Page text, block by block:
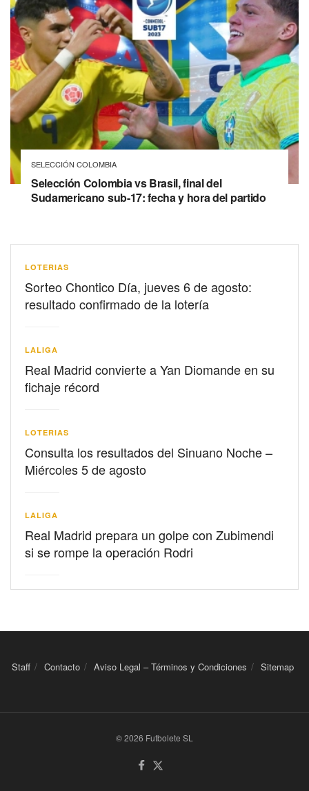
SELECCIÓN COLOMBIA
Selección Colombia vs Brasil, final del
Sudamericano sub-17: fecha y hora del partido
LOTERIAS
Sorteo Chontico Día, jueves 6 de agosto:
resultado confirmado de la lotería
LALIGA
Real Madrid convierte a Yan Diomande en su
fichaje récord
LOTERIAS
Consulta los resultados del Sinuano Noche –
Miércoles 5 de agosto
LALIGA
Real Madrid prepara un golpe con Zubimendi
si se rompe la operación Rodri
Staff Contacto Aviso Legal – Términos y Condiciones Sitemap
© 2026 Futbolete SL